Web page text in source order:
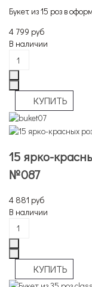
Букет из 15 роз в
4 799 руб
В наличии
15 ярко-
№087
4 881 руб
В наличии